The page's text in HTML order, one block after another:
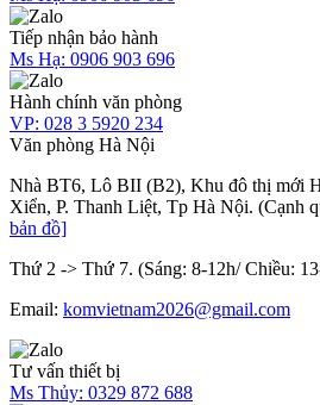
Tiếp nhận bảo hành
Ms Hạ: 0906 903 696
Hành chính văn phòng
VP: 028 3 5920 234
Văn phòng Hà Nội
Nhà BT6, Lô BII (B2), Khu đô thị mới
Xiển, P. Thanh Liệt, Tp Hà Nội. (Cạnh
bản đồ]
Thứ 2 -> Thứ 7. (Sáng: 8-12h/ Chiều:
Email: komvietnam2026@gmail.com
Tư vấn thiết bị
Ms Thủy: 0329 872 688